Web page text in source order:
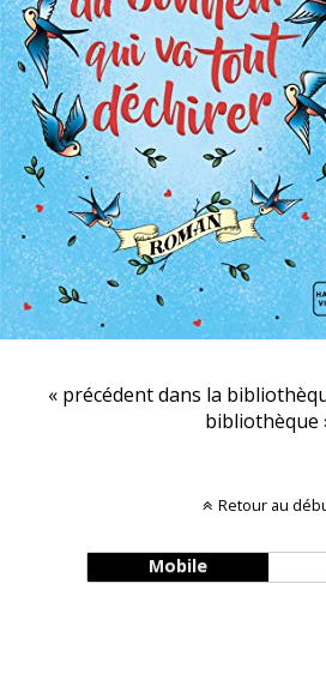
« précédent dans la
bibliothèque
Retour au
Mobile